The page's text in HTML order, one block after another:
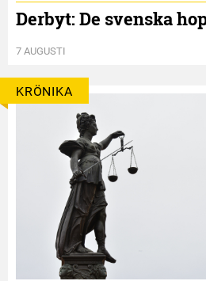
Derbyt: De svenska
7 AUGUSTI
KRÖNIKA